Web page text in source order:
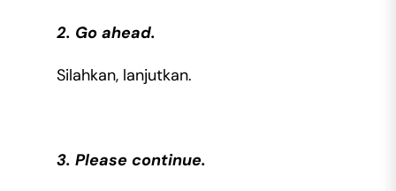
2. Go ahead.
Silahkan, lanjutkan.
3. Please continue.